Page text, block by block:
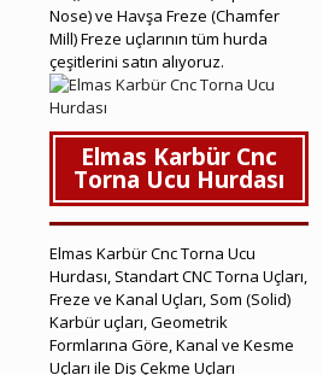
Nose) ve Havşa Freze (Chamfer
Mill) Freze uçlarının tüm hurda
çeşitlerini satın alıyoruz.
Elmas Karbür Cnc
Torna Ucu Hurdası
Elmas Karbür Cnc Torna Ucu
Hurdası, Standart CNC Torna Uçları,
Freze ve Kanal Uçları, Som (Solid)
Karbür uçları, Geometrik
Formlarına Göre, Kanal ve Kesme
Uçları ile Diş Çekme Uçları